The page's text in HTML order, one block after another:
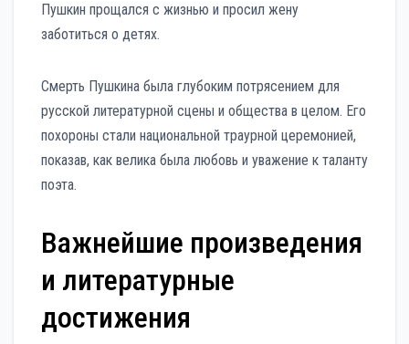
Пушкин прощался с жизнью и просил жену
заботиться о детях.
Смерть Пушкина была глубоким потрясением для
русской литературной сцены и общества в целом. Его
похороны стали национальной траурной церемонией,
показав, как велика была любовь и уважение к таланту
поэта.
Важнейшие произведения
и литературные
достижения